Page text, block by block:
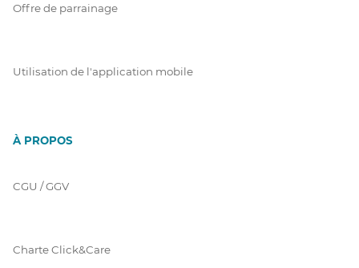
Offre de parrainage
Utilisation de l'application mobile
À PROPOS
CGU / GGV
Charte Click&Care